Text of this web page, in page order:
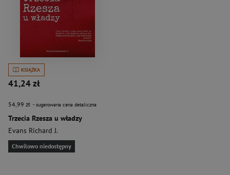
KSIĄŻKA
41,24 zł
54,99 zł - sugerowana cena detaliczna
Trzecia Rzesza u władzy
Evans Richard J.
Chwilowo niedostępny